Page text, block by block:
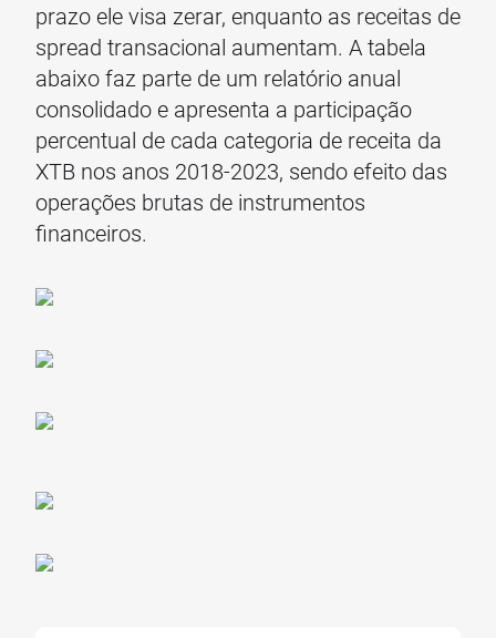
prazo ele visa zerar, enquanto as receitas de
spread transacional aumentam. A tabela
abaixo faz parte de um relatório anual
consolidado e apresenta a participação
percentual de cada categoria de receita da
XTB nos anos 2018-2023, sendo efeito das
operações brutas de instrumentos
financeiros.